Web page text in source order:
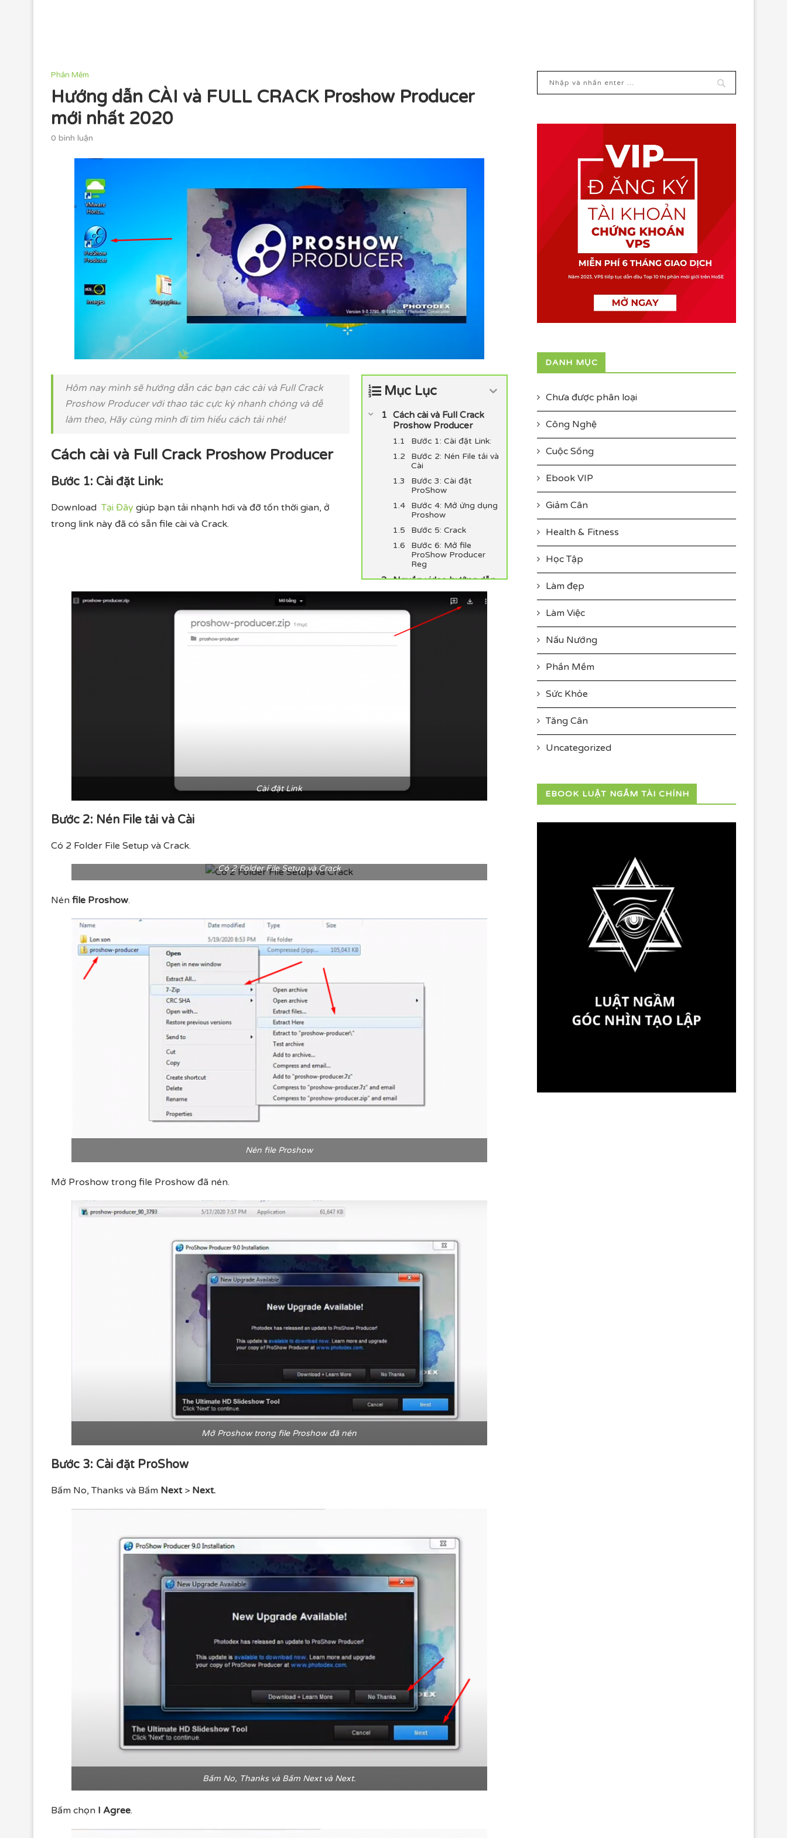
Phần Mềm
Hướng dẫn CÀI và FULL CRACK Proshow Producer
mới nhất 2020
0 bình luận
Mục Lục
Cách cài và Full Crack
Proshow Producer
Bước 1: Cài đặt Link:
Bước 2: Nén File tải và
Cài
Bước 3: Cài đặt
ProShow
Bước 4: Mở ứng dụng
Proshow
Bước 5: Crack
Bước 6: Mở file
ProShow Producer
Reg
Nguồn video hướng dẫn
cài và full crack proshow
producer mới nhất 2020:
Hôm nay mình sẽ hướng dẫn các bạn các cài và Full Crack
Proshow Producer với thao tác cực kỳ nhanh chóng và dễ
làm theo, Hãy cùng mình đi tìm hiểu cách tải nhé!
Cách cài và Full Crack Proshow Producer
Bước 1: Cài đặt Link:
Download Tại Đây giúp bạn tải nhạnh hơi và đỡ tốn thời gian, ở
trong link này đã có sẵn file cài và Crack.
Cài đặt Link
Bước 2: Nén File tải và Cài
Có 2 Folder File Setup và Crack.
Có 2 Folder File Setup và Crack
Nén file Proshow.
Nén file Proshow
Mở Proshow trong file Proshow đã nén.
Mở Proshow trong file Proshow đã nén
Bước 3: Cài đặt ProShow
Bấm No, Thanks và Bấm Next> Next.
Bấm No, Thanks và Bấm Next và Next.
Bấm chọn I Agree.
DANH MỤC
Chưa được phân loại
Công Nghệ
Cuộc Sống
Ebook VIP
Giảm Cân
Health & Fitness
Học Tập
Làm đẹp
Làm Việc
Nấu Nướng
Phần Mềm
Sức Khỏe
Tăng Cân
Uncategorized
EBOOK LUẬT NGẦM TÀI CHÍNH